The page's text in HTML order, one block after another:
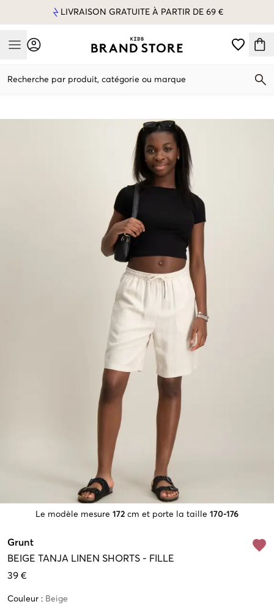
LIVRAISON GRATUITE À PARTIR DE 69 €
Mobile Menu
Recherche par produit, catégorie ou marque
Le modèle mesure 172 cm et porte la taille 170-176
Grunt
BEIGE TANJA LINEN SHORTS - FILLE
39 €
Couleur : Beige